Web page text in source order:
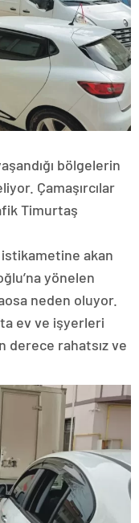
bölgelerin
Çamaşırcılar
Timurtaş
akan
yönelen
neden oluyor.
ev ve işyerleri
derece rahatsız ve